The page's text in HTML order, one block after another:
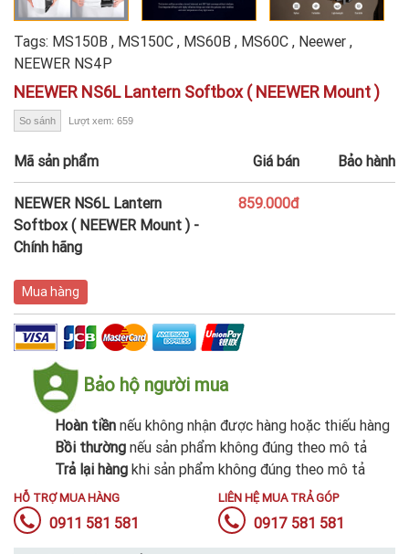
Tags: MS150B , MS150C , MS60B , MS60C , Neewer ,
NEEWER NS4P
NEEWER NS6L Lantern Softbox ( NEEWER Mount )
So sánh Lượt xem: 659
Mã sản phẩm Giá bán Bảo hành
NEEWER NS6L Lantern
Softbox ( NEEWER Mount ) -
Chính hãng
859.000đ
Mua hàng
Bảo hộ người mua
Hoàn tiền nếu không nhận được hàng hoặc thiếu hàng
Bồi thường nếu sản phẩm không đúng theo mô tả
Trả lại hàng khi sản phẩm không đúng theo mô tả
HỖ TRỢ MUA HÀNG
0911 581 581
LIÊN HỆ MUA TRẢ GÓP
0917 581 581